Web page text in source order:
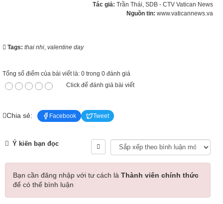
Tác giả: Trần Thái, SDB - CTV Vatican News
Nguồn tin: www.vaticannews.va
Tags: thai nhi valentine day
Tổng số điểm của bài viết là: 0 trong 0 đánh giá
Click để đánh giá bài viết
Chia sẻ: Facebook Tweet
Ý kiến bạn đọc
Bạn cần đăng nhập với tư cách là Thành viên chính thức
để có thể bình luận